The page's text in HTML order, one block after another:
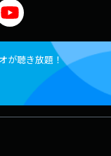
が聴き放題！